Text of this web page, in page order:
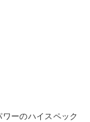
ーのハイスペック